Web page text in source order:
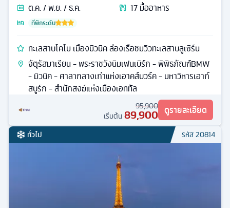
ต.ค. / พ.ย. / ธ.ค.
17มื้ออาหาร
ที่พักระดับ
ทะเลสาบโคโม เมืองมิวนิค ล่องเรือชมวิวทะเลสาบลูเซิร์น
จัตุรัสมาเรียน - พระราชวังนิมเฟนเบิร์ก - พิพิธภัณฑ์BMW
- มิวนิค - ศาลากลางเก่าแห่งเอาคส์บวร์ค - มหาวิหารเอาก์
สบูร์ก - สำนักสงฆ์แห่งเมืองเอททัล
95,900
เริ่มต้น 89,900 ดูรายละเอียด
ทั่วไป รหัส20814